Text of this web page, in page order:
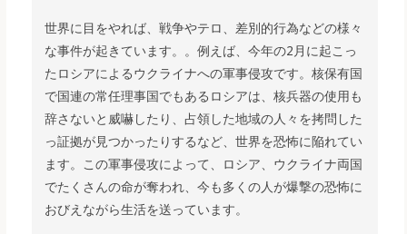
世界に目をやれば、戦争やテロ、差別的行為などの様々
な事件が起きています。。例えば、今年の2月に起こっ
たロシアによるウクライナへの軍事侵攻です。核保有国
で国連の常任理事国でもあるロシアは、核兵器の使用も
辞さないと威嚇したり、占領した地域の人々を拷問した
っ証拠が見つかったりするなど、世界を恐怖に陥れてい
ます。この軍事侵攻によって、ロシア、ウクライナ両国
でたくさんの命が奪われ、今も多くの人が爆撃の恐怖に
おびえながら生活を送っています。